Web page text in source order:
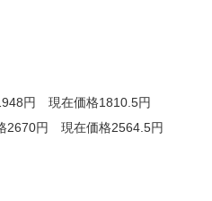
円 現在価格1810.5円
円 現在価格2564.5円